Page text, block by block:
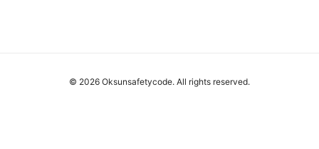
© 2026 Oksunsafetycode. All rights reserved.